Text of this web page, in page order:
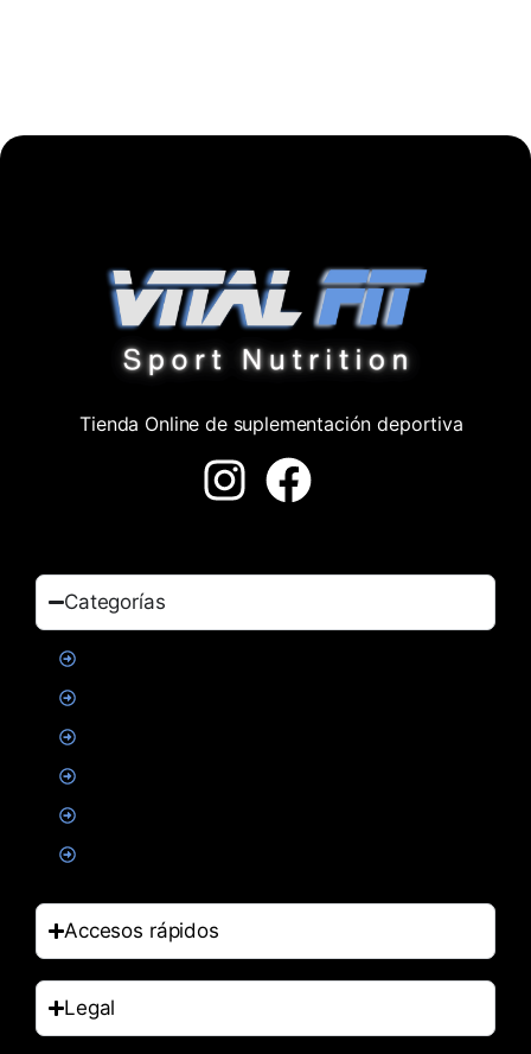
Tienda Online de suplementación deportiva
Categorías
Accesos rápidos
Legal